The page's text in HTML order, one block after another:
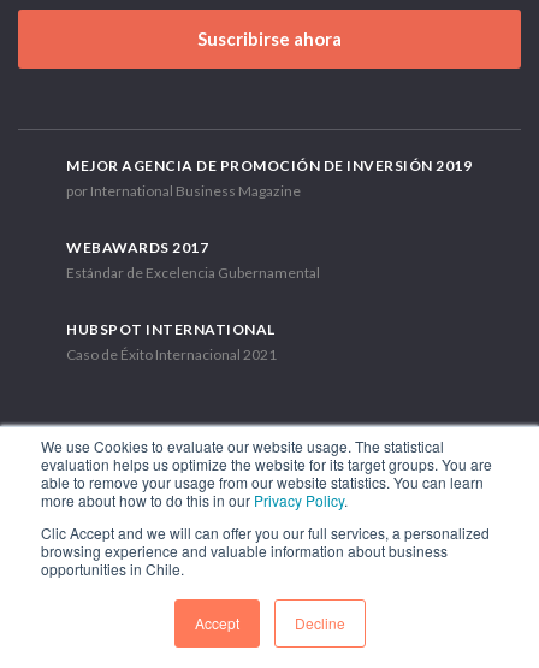
We use Cookies to evaluate our website usage. The statistical
evaluation helps us optimize the website for its target groups. You are
able to remove your usage from our website statistics. You can learn
more about how to do this in our Privacy Policy.
Clic Accept and we will can offer you our full services, a personalized
browsing experience and valuable information about business
opportunities in Chile.
Accept Decline
Suscribirse ahora
MEJOR AGENCIA DE PROMOCIÓN DE INVERSIÓN 2019
por International Business Magazine
WEBAWARDS 2017
Estándar de Excelencia Gubernamental
HUBSPOT INTERNATIONAL
Caso de Éxito Internacional 2021
Av. Libertador Bernardo O'Higgins 1449, Torre 7, Piso 15. Santiago,
Teléfono: (56-2) 2663 9211
SÍGUENOS